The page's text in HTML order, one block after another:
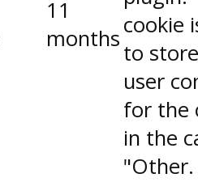
11
monthscookie
to
user
for the
in the
"Other.